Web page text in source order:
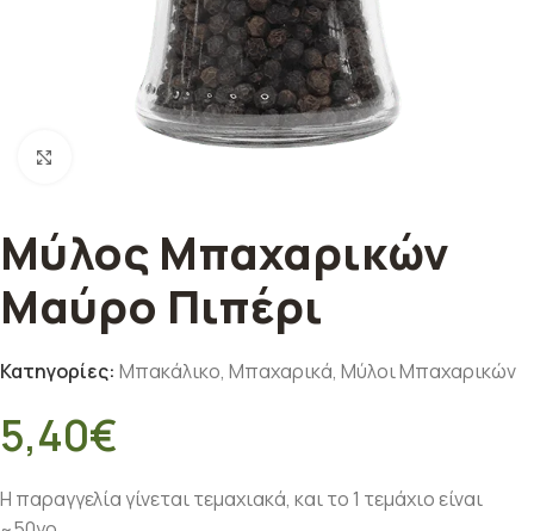
Μύλος Μπαχαρικών
Μαύρο Πιπέρι
Κατηγορίες: Μπακάλικο, Μπαχαρικά, Μύλοι Μπαχαρικών
5,40€
Η παραγγελία γίνεται τεμαχιακά, και το 1 τεμάχιο είναι